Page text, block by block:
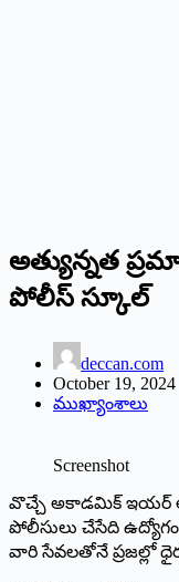
అత్యున్న‌త
పోలీస్ స్కూల్‌
deccan.com
October 19, 2024
ముఖ్యాంశాలు
Screenshot
వొచ్చే అకాడ‌మిక్ ఇయ‌ర్
పోలీసులు చేసేది
వారి సేవ‌ల‌తోనే ప్ర‌జ‌ల్లో